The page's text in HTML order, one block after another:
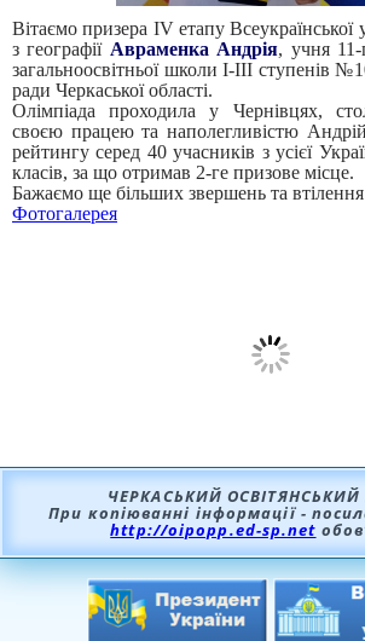
Вітаємо призера IV етапу Всеукраїнської
з географії Авраменка Андрія, учня 11-
загальноосвітньої школи І-ІІІ ступенів
ради Черкаської області.
Олімпіада проходила у Чернівцях,
своєю працею та наполегливістю
рейтингу серед 40 учасників з усієї
класів, за що отримав 2-ге призове місце.
Бажаємо ще більших звершень та втілення
Фотогалерея
ЧЕРКАСЬКИЙ
При копіюванні інформації -
http://oipopp.ed-sp.net